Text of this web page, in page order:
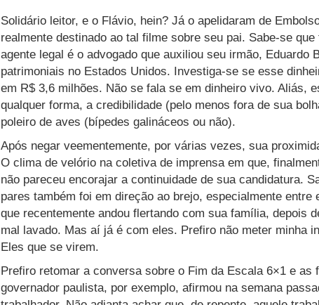
Solidário leitor, e o Flávio, hein? Já o apelidaram de
realmente destinado ao tal filme sobre seu pai. Sabe-se
agente legal é o advogado que auxiliou seu irmão, Eduardo
patrimoniais no Estados Unidos. Investiga-se se esse
em R$ 3,6 milhões. Não se fala se em dinheiro vivo. Aliás,
qualquer forma, a credibilidade (pelo menos fora de sua
poleiro de aves (bípedes galináceos ou não).
Após negar veementemente, por várias vezes, sua
O clima de velório na coletiva de imprensa em que,
não pareceu encorajar a continuidade de sua candidatura.
pares também foi em direção ao brejo, especialmente
que recentemente andou flertando com sua família, depois
mal lavado. Mas aí já é com eles. Prefiro não meter minha
Eles que se virem.
Prefiro retomar a conversa sobre o Fim da Escala 6×1 e as
governador paulista, por exemplo, afirmou na semana